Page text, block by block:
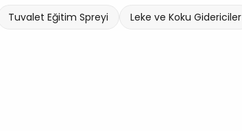
Tuvalet Eğitim Spreyi Leke ve Koku Gidericiler